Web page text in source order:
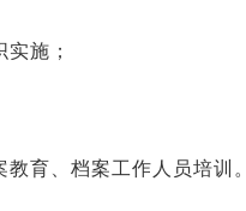
施；
育、档案工作人员培训。